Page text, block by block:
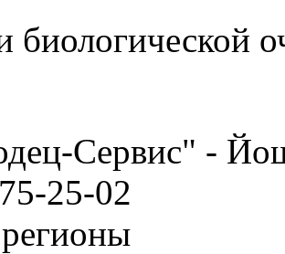
биологической
Сервис" -
25-02